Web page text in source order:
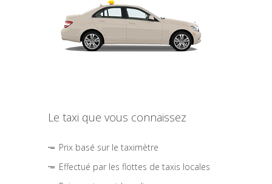
Le taxi que vous connaissez
Prix basé sur le taximètre
Effectué par les flottes de taxis locales